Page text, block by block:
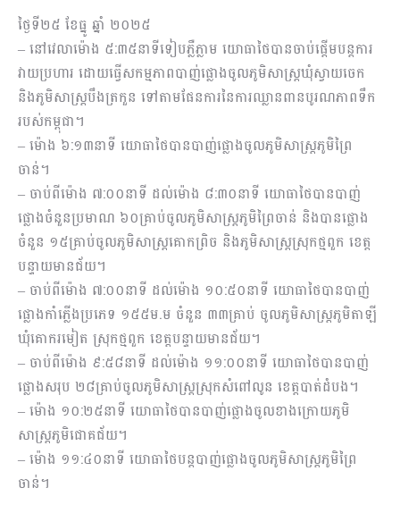
ថ្ងៃទី២៥ ខែធ្នូ ឆ្នាំ ២០២៥
– នៅវេលាម៉ោង ៥:៣៥នាទីទៀបភ្លឺភ្លាម យោធាថៃបានចាប់ផ្តើមបន្តការ
វាយប្រហារ ដោយធ្វើសកម្មភាពបាញ់ផ្លោងចូលភូមិសាស្រ្តឃុំស្វាយចេក
និងភូមិសាស្ត្របឹងត្រកួន ទៅតាមផែនការនៃការឈ្លានពានបូរណភាពទឹក
របស់កម្ពុជា។
– ម៉ោង ៦:១៣នាទី យោធាថៃបានបាញ់ផ្លោងចូលភូមិសាស្រ្តភូមិព្រៃ
ចាន់។
– ចាប់ពីម៉ោង ៧:០០នាទី ដល់ម៉ោង ៨:៣០នាទី យោធាថៃបានបាញ់
ផ្លោងចំនួនប្រមាណ ៦០គ្រាប់ចូលភូមិសាស្រ្តភូមិព្រៃចាន់ និងបានផ្លោង
ចំនួន ១៥គ្រាប់ចូលភូមិសាស្ត្រគោកព្រិច និងភូមិសាស្ត្រស្រុកថ្មពួក ខេត្ត
បន្ទាយមានជ័យ។
– ចាប់ពីម៉ោង ៧:០០នាទី ដល់ម៉ោង ១០:៥០នាទី យោធាថៃបានបាញ់
ផ្លោងកាំភ្លើងប្រភេទ ១៥៥ម.ម ចំនួន ៣៣គ្រាប់ ចូលភូមិសាស្ត្រភូមិតាឡី
ឃុំគោករមៀត ស្រុកថ្មពួក ខេត្តបន្ទាយមានជ័យ។
– ចាប់ពីម៉ោង ៩:៥៨នាទី ដល់ម៉ោង ១១:០០នាទី យោធាថៃបានបាញ់
ផ្លោងសរុប ២៨គ្រាប់ចូលភូមិសាស្ត្រស្រុកសំពៅលូន ខេត្តបាត់ដំបង។
– ម៉ោង ១០:២៥នាទី យោធាថៃបានបាញ់ផ្លោងចូលខាងក្រោយភូមិ
សាស្រ្តភូមិជោគជ័យ។
– ម៉ោង ១១:៤០នាទី យោធាថៃបន្តបាញ់ផ្លោងចូលភូមិសាស្ត្រភូមិព្រៃ
ចាន់។